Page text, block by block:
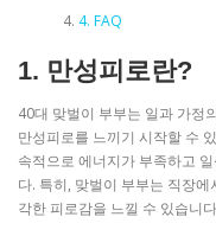
4. FAQ
1. 만성피로란?
40대 맞벌이 부부는 일과 가정
만성피로를 느끼기 시작할 수
속적으로 에너지가 부족하고
다. 특히, 맞벌이 부부는 직장
각한 피로감을 느낄 수 있습니